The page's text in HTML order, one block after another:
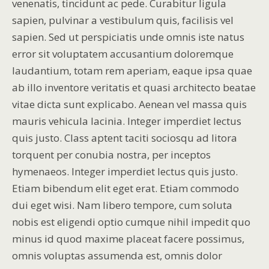
venenatis, tincidunt ac pede. Curabitur ligula
sapien, pulvinar a vestibulum quis, facilisis vel
sapien. Sed ut perspiciatis unde omnis iste natus
error sit voluptatem accusantium doloremque
laudantium, totam rem aperiam, eaque ipsa quae
ab illo inventore veritatis et quasi architecto beatae
vitae dicta sunt explicabo. Aenean vel massa quis
mauris vehicula lacinia. Integer imperdiet lectus
quis justo. Class aptent taciti sociosqu ad litora
torquent per conubia nostra, per inceptos
hymenaeos. Integer imperdiet lectus quis justo.
Etiam bibendum elit eget erat. Etiam commodo
dui eget wisi. Nam libero tempore, cum soluta
nobis est eligendi optio cumque nihil impedit quo
minus id quod maxime placeat facere possimus,
omnis voluptas assumenda est, omnis dolor